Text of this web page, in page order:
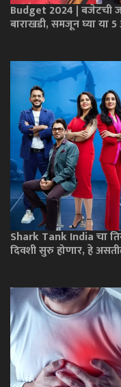
Budget 2024 | बजेटची
बाराखडी, समजून घ्या या
Shark Tank India चा
दिवशी सुरु होणार, हे